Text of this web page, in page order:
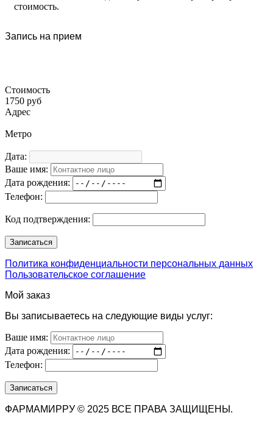
стоимость.
Запись на прием
Стоимость
1750 руб
Адрес
Метро
Дата:
Ваше имя:
Дата рождения:
Телефон:
Код подтверждения:
Политика конфиденциальности персональных данных
Пользовательское соглашение
Мой заказ
Вы записываетесь на следующие виды услуг:
Ваше имя:
Дата рождения:
Телефон:
ФАРМАМИРРУ © 2025 ВСЕ ПРАВА ЗАЩИЩЕНЫ.